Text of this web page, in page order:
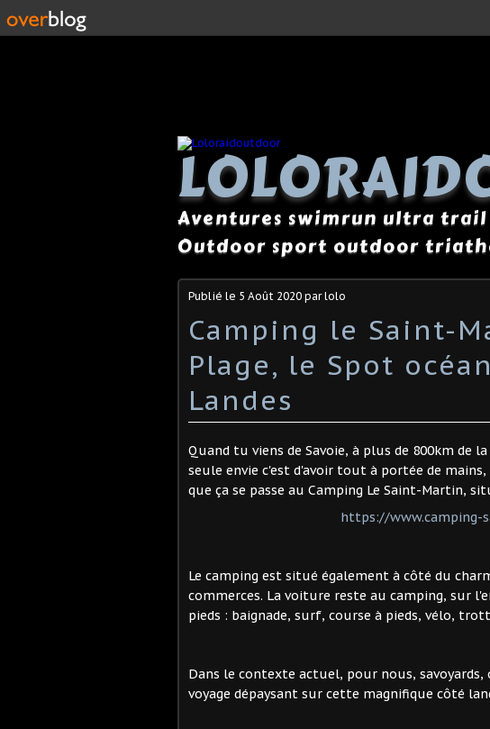
Aventures swimrun ultra
Outdoor sport outdoor
Publié le 5 Août 2020 par lolo
Camping le Saint-
Plage, le Spot
Landes
Quand tu viens de Savoie, à plus de 800km de
seule envie c'est d'avoir tout à portée de
que ça se passe au Camping Le Saint-Martin,
https://
Le camping est situé également à côté du
commerces. La voiture reste au camping, sur
pieds : baignade, surf, course à pieds, vélo,
Dans le contexte actuel, pour nous,
voyage dépaysant sur cette magnifique côté